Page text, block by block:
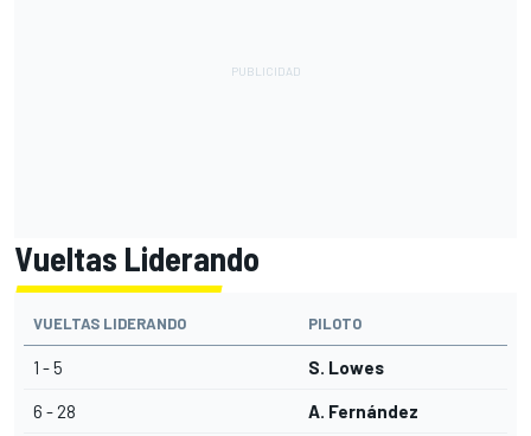
Vueltas Liderando
VUELTAS LIDERANDO PILOTO
1 - 5 S. Lowes
6 - 28 A. Fernández